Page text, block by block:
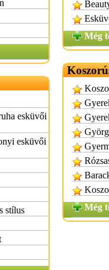
esküvői
esküvői
stílus
Még
Még